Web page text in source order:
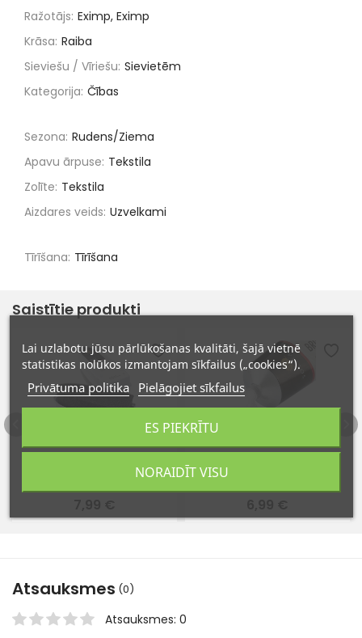
Ražotājs: Eximp, Eximp
Krāsa: Raiba
Sieviešu / Vīriešu: Sievietēm
Kategorija: Čības
Sezona: Rudens/Ziema
Apavu ārpuse: Tekstila
Zolīte: Tekstila
Aizdares veids: Uzvelkami
Tīrīšana: Tīrīšana
Saistītie produkti
Apavu tīrīšanas švammīte Krēms (bezkrāsains) 75 ml
Atsauksmes (0)
Atsauksmes: 0
Lai uzlabotu jūsu pārlūkošanas kvalitāti, šajā vietnē
statistikas nolūkos izmantojam sīkfailus („cookies“).
Privātuma politika Pielāgojiet sīkfailus
NORAIDĪT VISU
ES PIEKRĪTU